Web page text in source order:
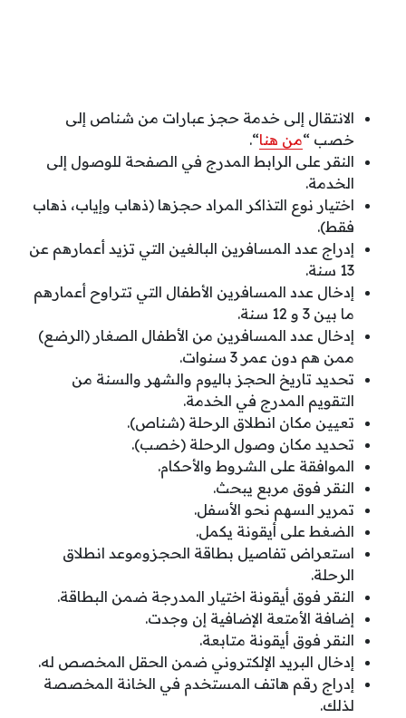
الانتقال إلى خدمة حجز عبارات من شناص إلى
خصب “من هنا“.
النقر على الرابط المدرج في الصفحة للوصول إلى
الخدمة.
اختيار نوع التذاكر المراد حجزها (ذهاب وإياب، ذهاب
فقط).
إدراج عدد المسافرين البالغين التي تزيد أعمارهم عن
13 سنة.
إدخال عدد المسافرين الأطفال التي تتراوح أعمارهم
ما بين 3 و 12 سنة.
إدخال عدد المسافرين من الأطفال الصغار (الرضع)
ممن هم دون عمر 3 سنوات.
تحديد تاريخ الحجز باليوم والشهر والسنة من
التقويم المدرج في الخدمة.
تعيين مكان انطلاق الرحلة (شناص).
تحديد مكان وصول الرحلة (خصب).
الموافقة على الشروط والأحكام.
النقر فوق مربع يبحث.
تمرير السهم نحو الأسفل.
الضغط على أيقونة يكمل.
استعراض تفاصيل بطاقة الحجزوموعد انطلاق
الرحلة.
النقر فوق أيقونة اختيار المدرجة ضمن البطاقة.
إضافة الأمتعة الإضافية إن وجدت.
النقر فوق أيقونة متابعة.
إدخال البريد الإلكتروني ضمن الحقل المخصص له.
إدراج رقم هاتف المستخدم في الخانة المخصصة
لذلك.